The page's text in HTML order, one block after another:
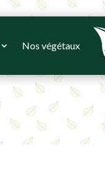
Nos végétaux